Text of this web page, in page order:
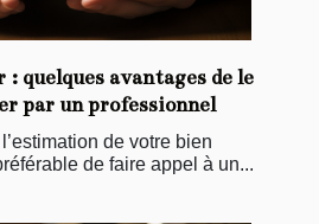
quelques avantages de le
par un professionnel
de votre bien
de faire appel à un...